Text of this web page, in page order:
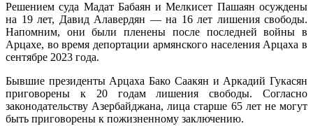
Решением суда Мадат Бабаян и Мелкисет Пашаян осуждены
на 19 лет, Давид Алавердян — на 16 лет лишения свободы.
Напомним, они были пленены после последней войны в
Арцахе, во время депортации армянского населения Арцаха в
сентябре 2023 года.
Бывшие президенты Арцаха Бако Саакян и Аркадий Гукасян
приговорены к 20 годам лишения свободы. Согласно
законодательству Азербайджана, лица старше 65 лет не могут
быть приговорены к пожизненному заключению.